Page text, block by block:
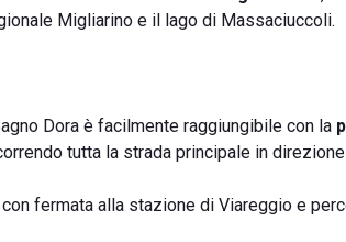
Migliarino e il lago di Massaciuccoli.
Dora è facilmente raggiungibile con la
tutta la strada principale in
fermata alla stazione di Viareggio e